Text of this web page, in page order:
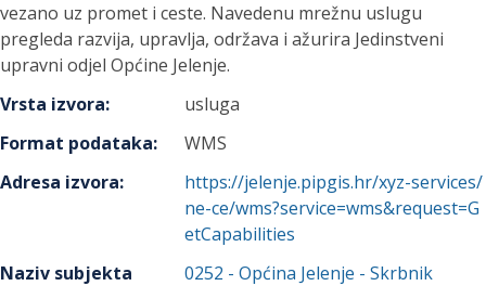
vezano uz promet i ceste. Navedenu mrežnu uslugu
pregleda razvija, upravlja, održava i ažurira Jedinstveni
upravni odjel Općine Jelenje.
Vrsta izvora:
usluga
Format podataka:
WMS
Adresa izvora:
https://jelenje.pipgis.hr/xyz-services/
ne-ce/wms?service=wms&request=G
etCapabilities
Naziv subjekta
0252 -Općina Jelenje - Skrbnik